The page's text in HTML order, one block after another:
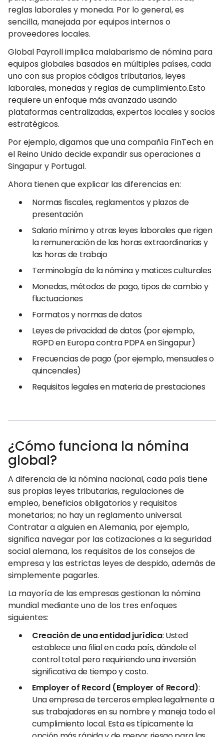
reglas laborales y moneda. Por lo general, es
sencilla, manejada por equipos internos o
proveedores locales.
Global Payroll implica malabarismo de nómina para
equipos globales basados en múltiples países, cada
uno con sus propios códigos tributarios, leyes
laborales, monedas y reglas de cumplimiento.Esto
requiere un enfoque más avanzado usando
plataformas centralizadas, expertos locales y socios
estratégicos.
Por ejemplo, digamos que una compañía FinTech en
el Reino Unido decide expandir sus operaciones a
Singapur y Portugal.
Ahora tienen que explicar las diferencias en:
Normas fiscales, reglamentos y plazos de
presentación
Salario mínimo y otras leyes laborales que rigen
la remuneración de las horas extraordinarias y
las horas de trabajo
Terminología de la nómina y matices culturales
Monedas, métodos de pago, tipos de cambio y
fluctuaciones
Formatos y normas de datos
Leyes de privacidad de datos (por ejemplo,
RGPD en Europa contra PDPA en Singapur)
Frecuencias de pago (por ejemplo, mensuales o
quincenales)
Requisitos legales en materia de prestaciones
¿Cómo funciona la nómina
global?
A diferencia de la nómina nacional, cada país tiene
sus propias leyes tributarias, regulaciones de
empleo, beneficios obligatorios y requisitos
monetarios; no hay un reglamento universal.
Contratar a alguien en Alemania, por ejemplo,
significa navegar por las cotizaciones a la seguridad
social alemana, los requisitos de los consejos de
empresa y las estrictas leyes de despido, además de
simplemente pagarles.
La mayoría de las empresas gestionan la nómina
mundial mediante uno de los tres enfoques
siguientes:
Creación de una entidad jurídica: Usted
establece una filial en cada país, dándole el
control total pero requiriendo una inversión
significativa de tiempo y costo.
Employer of Record (Employer of Record):
Una empresa de terceros emplea legalmente a
sus trabajadores en su nombre y maneja todo el
cumplimiento local. Esta es típicamente la